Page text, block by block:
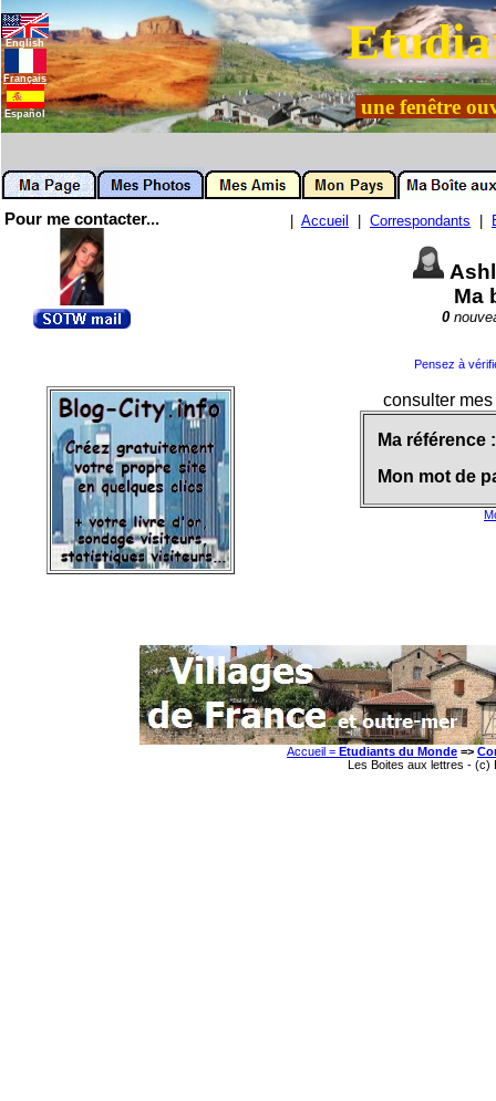
English
Français
Español une fenêtre
Pour me contacter... Accueil Correspondants
Ma
0
Pensez à
consulter
Ma référence :
Mon mot de
Accueil = Etudiants du Monde =>
Les Boites aux lettres - (c)